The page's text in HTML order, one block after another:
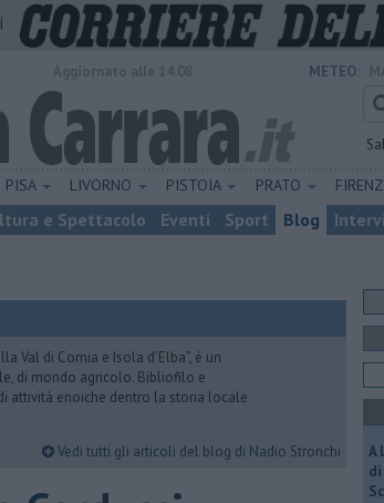
METEO:
PISA LIVORNO PISTOIA PRATO
e Spettacolo Eventi Sport Blog
Val di Cornia e Isola d’Elba”, è un
di mondo agricolo. Bibliofilo e
attività enoiche dentro la storia locale
Vedi tutti gli articoli del blog di Nadio Stronchi
A